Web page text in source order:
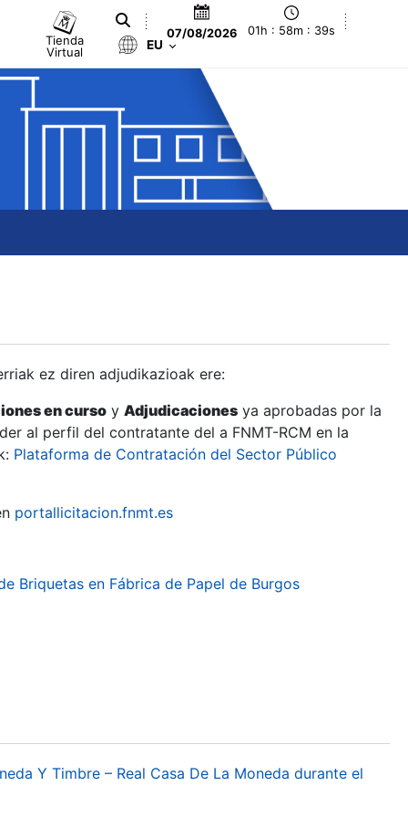
Tienda
Virtual
07/08/2026 01h : 58m : 40s
EU
ez diren adjudikazioak ere:
en curso y Adjudicaciones ya aprobadas por la
al perfil del contratante del a FNMT-RCM en la
Plataforma de Contratación del Sector Público
portallicitacion.fnmt.es
Briquetas en Fábrica de Papel de Burgos
Y Timbre – Real Casa De La Moneda durante el